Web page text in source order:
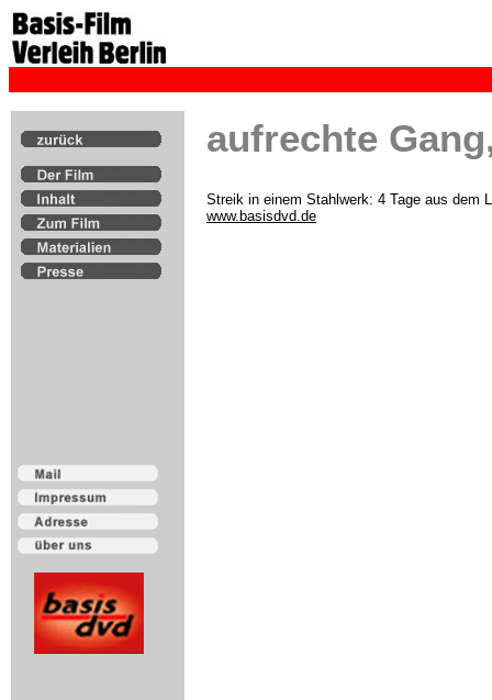
aufrechte
Streik in einem Stahlwerk: 4 Tage aus dem
www.basisdvd.de